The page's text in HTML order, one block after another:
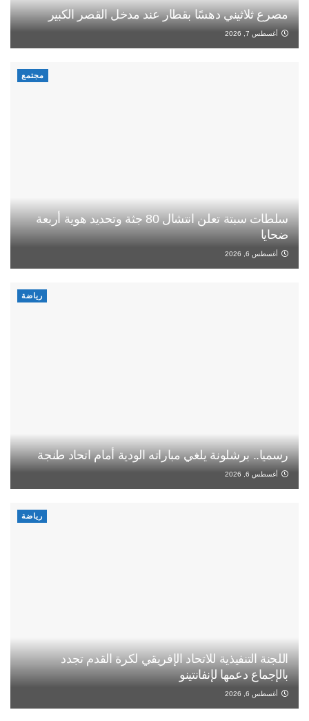
مصرع ثلاثيني دهسًا بقطار عند مدخل القصر الكبير
أغسطس 7, 2026
مجتمع
سلطات سبتة تعلن انتشال 80 جثة وتحديد هوية أربعة
ضحايا
أغسطس 6, 2026
رياضة
رسميا.. برشلونة يلغي مباراته الودية أمام اتحاد طنجة
أغسطس 6, 2026
رياضة
اللجنة التنفيذية للاتحاد الإفريقي لكرة القدم تجدد
بالإجماع دعمها لإنفانتينو
أغسطس 6, 2026